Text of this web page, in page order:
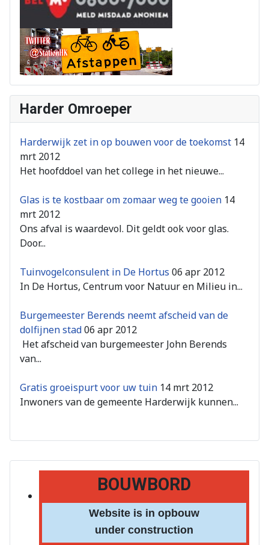
BOUWBORD
Website is in opbouw
under construction
Harder Omroeper
Harderwijk zet in op bouwen voor de toekomst 14
mrt 2012
Het hoofddoel van het college in het nieuwe...
Glas is te kostbaar om zomaar weg te gooien 14
mrt 2012
Ons afval is waardevol. Dit geldt ook voor glas.
Door...
Tuinvogelconsulent in De Hortus 06 apr 2012
In De Hortus, Centrum voor Natuur en Milieu in...
Burgemeester Berends neemt afscheid van de
dolfijnen stad06 apr 2012
Het afscheid van burgemeester John Berends
van...
Gratis groeispurt voor uw tuin 14 mrt 2012
Inwoners van de gemeente Harderwijk kunnen...